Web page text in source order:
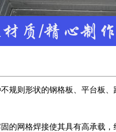
规则形状的钢格板、平台板
的网格焊接使其具有高承载